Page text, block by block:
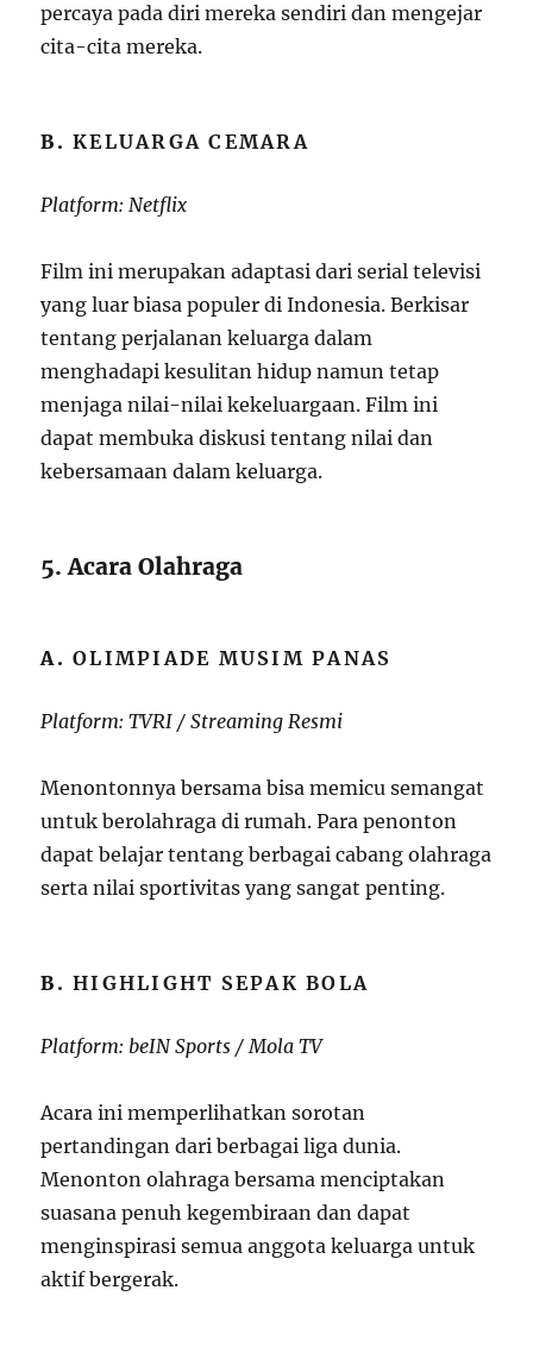
percaya pada diri mereka sendiri dan mengejar
cita-cita mereka.
B.KELUARGA CEMARA
Platform: Netflix
Film ini merupakan adaptasi dari serial televisi
yang luar biasa populer di Indonesia. Berkisar
tentang perjalanan keluarga dalam
menghadapi kesulitan hidup namun tetap
menjaga nilai-nilai kekeluargaan. Film ini
dapat membuka diskusi tentang nilai dan
kebersamaan dalam keluarga.
5. Acara Olahraga
A.OLIMPIADE MUSIM PANAS
Platform: TVRI / Streaming Resmi
Menontonnya bersama bisa memicu semangat
untuk berolahraga di rumah. Para penonton
dapat belajar tentang berbagai cabang olahraga
serta nilai sportivitas yang sangat penting.
B.HIGHLIGHT SEPAK BOLA
Platform: beIN Sports / Mola TV
Acara ini memperlihatkan sorotan
pertandingan dari berbagai liga dunia.
Menonton olahraga bersama menciptakan
suasana penuh kegembiraan dan dapat
menginspirasi semua anggota keluarga untuk
aktif bergerak.